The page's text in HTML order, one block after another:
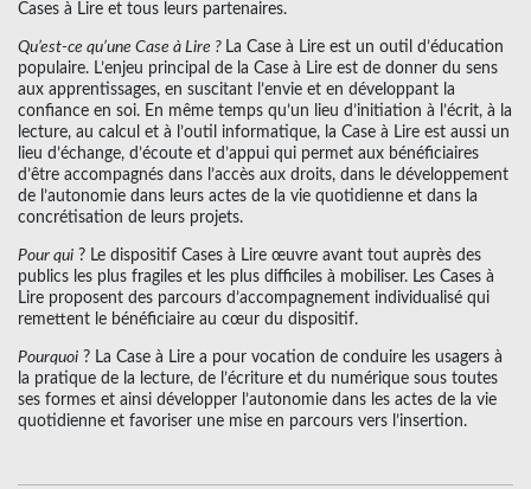
Cases à Lire et tous leurs partenaires.
Qu’est-ce qu’une Case à Lire ? La Case à Lire est un outil d’éducation
populaire. L’enjeu principal de la Case à Lire est de donner du sens
aux apprentissages, en suscitant l’envie et en développant la
confiance en soi. En même temps qu’un lieu d’initiation à l’écrit, à la
lecture, au calcul et à l’outil informatique, la Case à Lire est aussi un
lieu d’échange, d’écoute et d’appui qui permet aux bénéficiaires
d’être accompagnés dans l’accès aux droits, dans le développement
de l’autonomie dans leurs actes de la vie quotidienne et dans la
concrétisation de leurs projets.
Pour qui ? Le dispositif Cases à Lire œuvre avant tout auprès des
publics les plus fragiles et les plus difficiles à mobiliser. Les Cases à
Lire proposent des parcours d’accompagnement individualisé qui
remettent le bénéficiaire au cœur du dispositif.
Pourquoi ? La Case à Lire a pour vocation de conduire les usagers à
la pratique de la lecture, de l’écriture et du numérique sous toutes
ses formes et ainsi développer l’autonomie dans les actes de la vie
quotidienne et favoriser une mise en parcours vers l’insertion.